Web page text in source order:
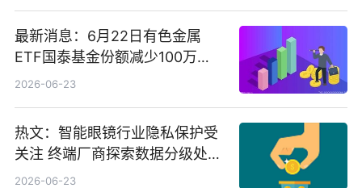
最新消息：6月22日有色金属
ETF国泰基金份额减少100万
份，重仓股紫金矿业、洛阳钼
2026-06-23
热文：智能眼镜行业隐私保护受
关注 终端厂商探索数据分级处理
等方案
2026-06-23